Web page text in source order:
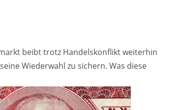
beibt trotz Handelskonflikt weiterhin
Wiederwahl zu sichern. Was diese